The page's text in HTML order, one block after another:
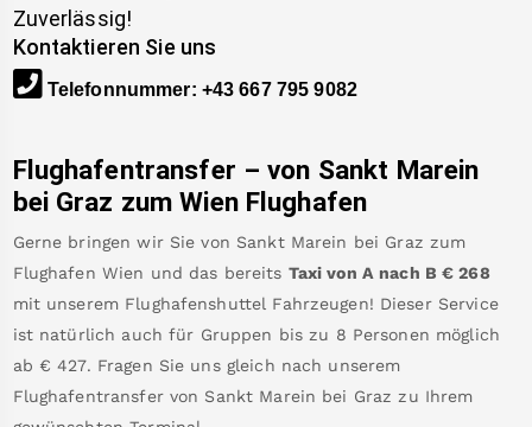
Zuverlässig!
Kontaktieren Sie uns
Telefonnummer: +43 667 795 9082
Flughafentransfer – von Sankt Marein
bei Graz zum Wien Flughafen
Gerne bringen wir Sie von Sankt Marein bei Graz zum
Flughafen Wien und das bereits Taxi von A nach B €268
mit unserem Flughafenshuttel Fahrzeugen! Dieser Service
ist natürlich auch für Gruppen bis zu 8 Personen möglich
ab € 427. Fragen Sie uns gleich nach unserem
Flughafentransfer von Sankt Marein bei Graz zu Ihrem